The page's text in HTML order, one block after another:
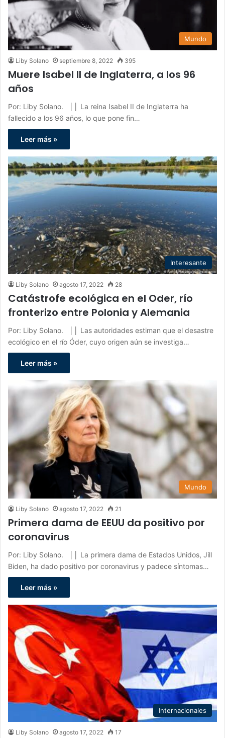
Mundo
Liby Solano septiembre 8, 2022 395
Muere Isabel II de Inglaterra, a los 96
años
Por: Liby Solano. ││ La reina Isabel II de Inglaterra ha
fallecido a los 96 años, lo que pone fin…
Leer más »
Interesante
Liby Solano agosto 17, 2022 28
Catástrofe ecológica en el Oder, río
fronterizo entre Polonia y Alemania
Por: Liby Solano. ││ Las autoridades estiman que el desastre
ecológico en el río Óder, cuyo origen aún se investiga…
Leer más »
Mundo
Liby Solano agosto 17, 2022 21
Primera dama de EEUU da positivo por
coronavirus
Por: Liby Solano. ││ La primera dama de Estados Unidos, Jill
Biden, ha dado positivo por coronavirus y padece síntomas…
Leer más »
Internacionales
Liby Solano agosto 17, 2022 17